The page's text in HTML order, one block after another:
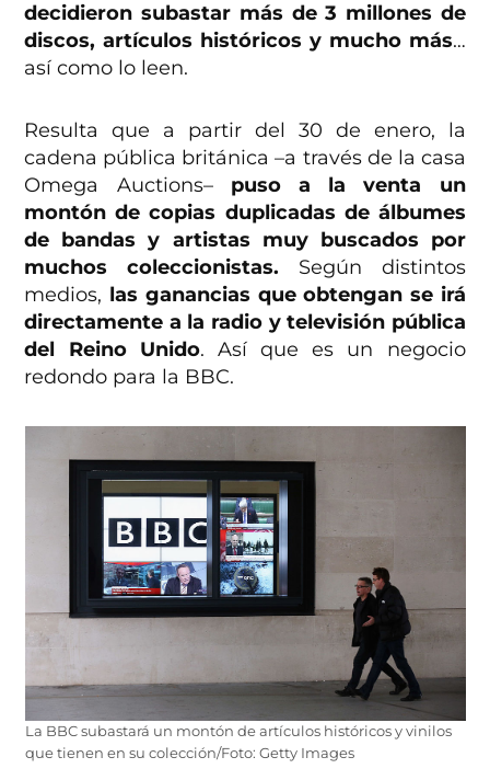
decidieron subastar más de 3 millones de
discos, artículos históricos y mucho más…
así como lo leen.
Resulta que a partir del 30 de enero, la
cadena pública británica –a través de la casa
Omega Auctions– puso a la venta un
montón de copias duplicadas de álbumes
de bandas y artistas muy buscados por
muchos coleccionistas. Según distintos
medios, las ganancias que obtengan se irá
directamente a la radio y televisión pública
del Reino Unido. Así que es un negocio
redondo para la BBC.
La BBC subastará un montón de artículos históricos y vinilos
que tienen en su colección/Foto: Getty Images